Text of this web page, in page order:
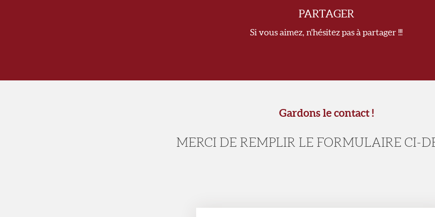
PARTAGER
Si vous aimez, n'hésitez pas à partager !!!
Gardons le contact !
MERCI DE REMPLIR LE FORMULAIRE CI-